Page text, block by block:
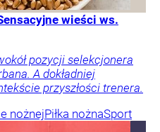
wieści ws.
pozycji selekcjonera
A dokładniej
przyszłości trenera.
nożnejPiłka nożnaSport